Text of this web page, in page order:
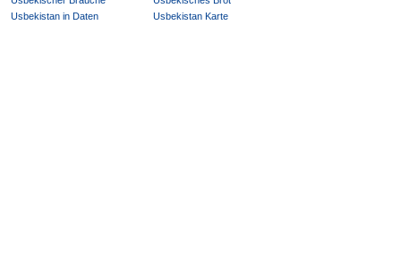
Usbekistan in Daten
Usbekistan Karte